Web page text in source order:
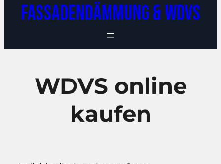
Fassadendämmung & WDVS
WDVS online
kaufen